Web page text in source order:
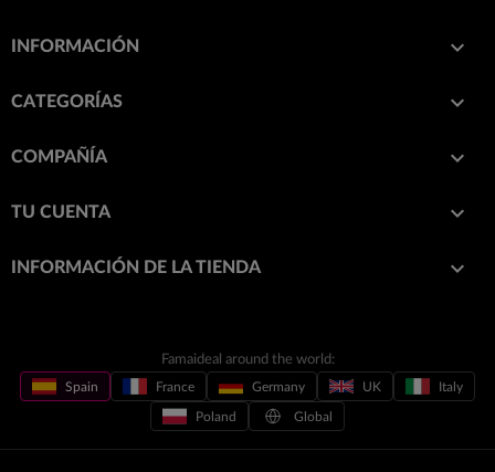
INFORMACIÓN 
CATEGORÍAS 
COMPAÑÍA 
TU CUENTA 
INFORMACIÓN DE LA TIENDA keyboard_arrow_down
Famaideal around the world:
Spain France Germany UK Italy
Poland Global